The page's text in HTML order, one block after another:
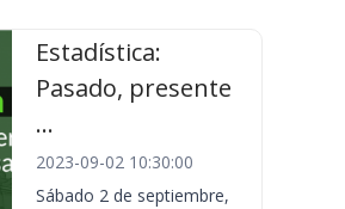
Estadística:
Pasado, presente
...
2023-09-02 10:30:00
Sábado 2 de septiembre,